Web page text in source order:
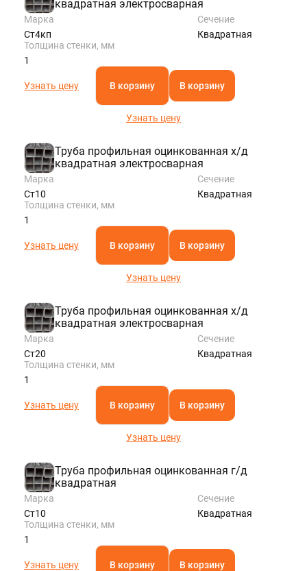
квадратная электросварная
Марка
Ст4кп
Сечение
Квадратная
Толщина стенки, мм
1
Узнать цену В корзину В корзину
Узнать цену
Труба профильная оцинкованная х/д
квадратная электросварная
Марка
Ст10
Сечение
Квадратная
Толщина стенки, мм
1
Узнать цену В корзину В корзину
Узнать цену
Труба профильная оцинкованная х/д
квадратная электросварная
Марка
Ст20
Сечение
Квадратная
Толщина стенки, мм
1
Узнать цену В корзину В корзину
Узнать цену
Труба профильная оцинкованная г/д
квадратная
Марка
Ст10
Сечение
Квадратная
Толщина стенки, мм
1
Узнать цену В корзину В корзину